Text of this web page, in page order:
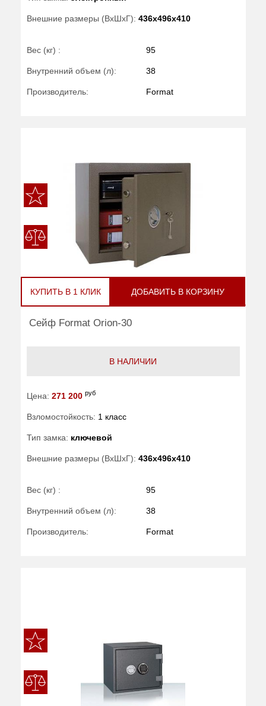
Внешние размеры (ВхШхГ): 436x496x410
Вес (кг) : 95
Внутренний объем (л): 38
Производитель: Format
КУПИТЬ В 1 КЛИК ДОБАВИТЬ В КОРЗИНУ
Сейф Format Orion-30
В НАЛИЧИИ
Цена: 271 200 руб
Взломостойкость: 1 класс
Тип замка: ключевой
Внешние размеры (ВхШхГ): 436x496x410
Вес (кг) : 95
Внутренний объем (л): 38
Производитель: Format